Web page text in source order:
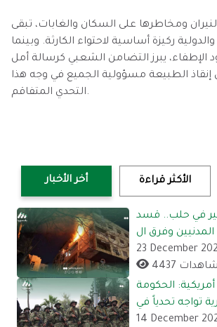
ومخاطرها على السكان والغابات، تبقى
ركيزة أساسية لاحتواء الكارثة. وبينما
الإطفاء، يبرز التضامن الشعبي كرسالة أمل
إنقاذ الطبيعة مسؤولية الجميع في وجه هذا
التحدي المتفاقم.
أخر الأخبار الأكثر قراءة
في حلب.. قسد
23 December
الحكومة
14 December